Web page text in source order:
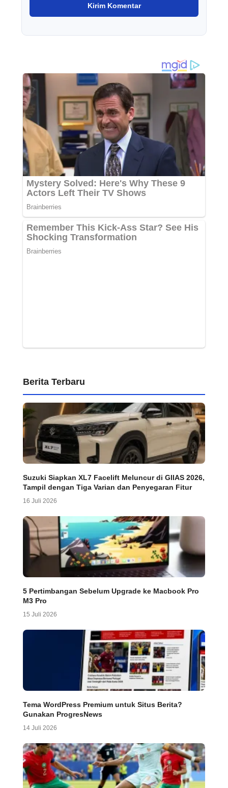
Berita Terbaru
Suzuki Siapkan XL7 Facelift Meluncur di GIIAS 2026,
Tampil dengan Tiga Varian dan Penyegaran Fitur
16 Juli 2026
5 Pertimbangan Sebelum Upgrade ke Macbook Pro
M3 Pro
15 Juli 2026
Tema WordPress Premium untuk Situs Berita?
Gunakan ProgresNews
14 Juli 2026